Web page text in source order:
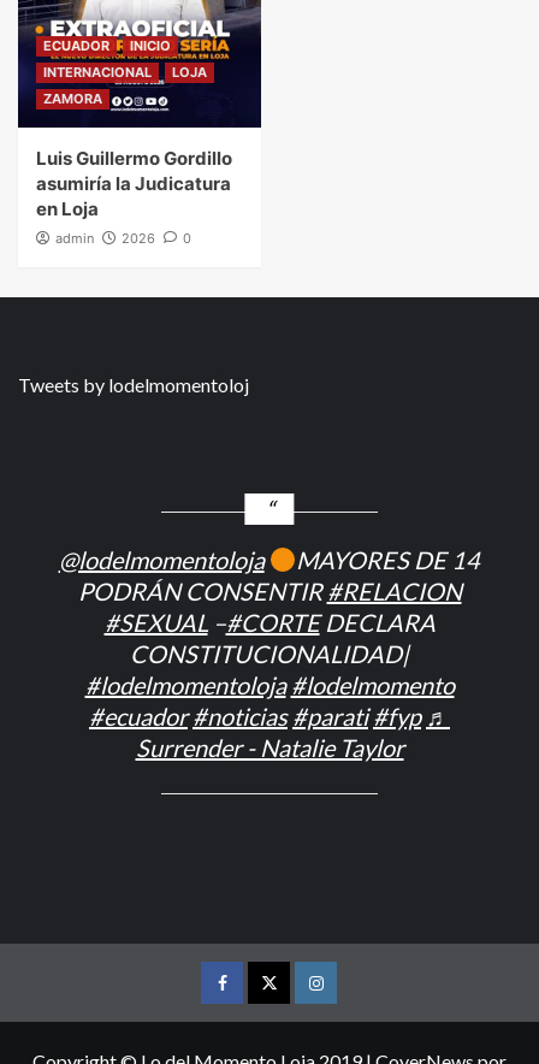
ECUADOR
INICIO
INTERNACIONAL
LOJA
ZAMORA
Luis Guillermo Gordillo
asumiría la Judicatura
en Loja
admin 2026 0
Tweets by lodelmomentoloj
@lodelmomentoloja
MAYORES DE 14
PODRÁN CONSENTIR#RELACION
#SEXUAL –#CORTEDECLARA
CONSTITUCIONALIDAD|
#lodelmomentoloja #lodelmomento
#ecuador #noticias #parati #fyp ♬
Surrender - Natalie Taylor
FACEBOOK
TWITTERINSTAGRAM